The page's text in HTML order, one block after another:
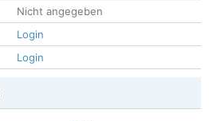
Nicht angegeben
Login
Login